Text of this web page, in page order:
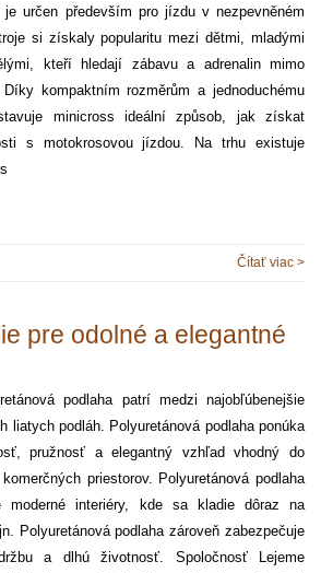
je určen především pro jízdu v nezpevněném
si získaly popularitu mezi dětmi, mladými
kteří hledají zábavu a adrenalin mimo
kompaktním rozměrům a jednoduchému
minicross ideální způsob, jak získat
s motokrosovou jízdou. Na trhu existuje
Čítať viac >
pre odolné a elegantné
podlaha patrí medzi najobľúbenejšie
liatych podláh. Polyuretánová podlaha ponúka
pružnosť a elegantný vzhľad vhodný do
priestorov. Polyuretánová podlaha
moderné interiéry, kde sa kladie dôraz na
Polyuretánová podlaha zároveň zabezpečuje
a dlhú životnosť. Spoločnosť Lejeme